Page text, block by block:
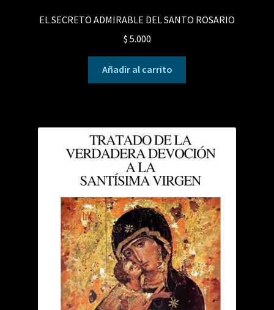
EL SECRETO ADMIRABLE DEL SANTO ROSARIO
$ 5.000
Añadir al carrito